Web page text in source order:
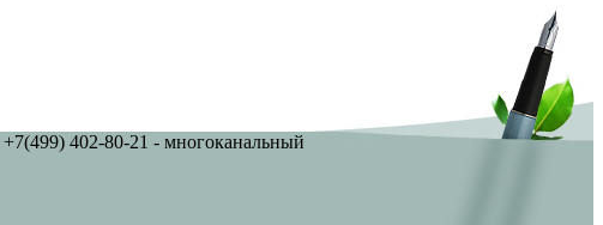
402-80-21 - многоканальный